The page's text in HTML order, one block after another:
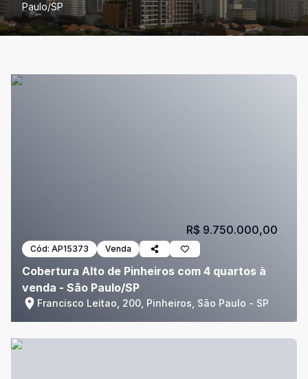
Paulo/SP
Cód: AP15373 Venda
Cobertura Alto de Pinheiros com 4 quartos à
venda - São Paulo/SP
Francisco Leitao, 200, Pinheiros, São Paulo - SP
R$ 9.750.000,00